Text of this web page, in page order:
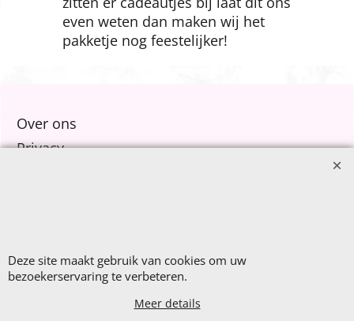
alle stoffen worden met zorg
even weten dan maken wij het
Over ons
Privacy
Sale €8,- p.m.
Deze site maakt gebruik van cookies om uw
bezoekerservaring te verbeteren.
Meer details